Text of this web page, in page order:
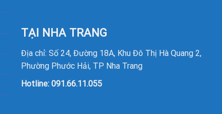
TẠI NHA TRANG
Địa chỉ: Số 24, Đường 18A, Khu Đô Thị Hà Quang 2,
Phường Phước Hải, TP Nha Trang
Hotline:091.66.11.055